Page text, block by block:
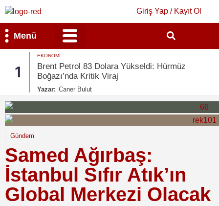
Giriş Yap / Kayıt Ol
Menü
1
EKONOMI
Brent Petrol 83 Dolara Yükseldi: Hürmüz
Boğazı’nda Kritik Viraj
Yazar: Caner Bulut
Gündem
Samed Ağırbaş:
İstanbul Sıfır Atık’ın
Global Merkezi Olacak